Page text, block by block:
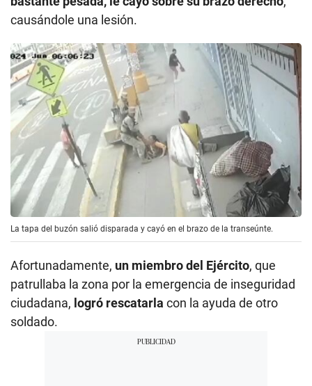
causándole una lesión.
La tapa del buzón salió disparada y cayó en el brazo de la transeúnte.
Afortunadamente, un miembro del Ejército, que
patrullaba la zona por la emergencia de inseguridad
ciudadana, logró rescatarla con la ayuda de otro
soldado.